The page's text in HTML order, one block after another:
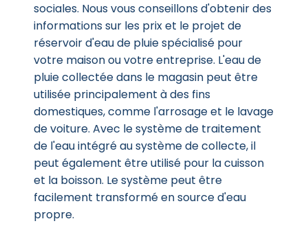
sociales. Nous vous conseillons d'obtenir des
informations sur les prix et le projet de
réservoir d'eau de pluie spécialisé pour
votre maison ou votre entreprise. L'eau de
pluie collectée dans le magasin peut être
utilisée principalement à des fins
domestiques, comme l'arrosage et le lavage
de voiture. Avec le système de traitement
de l'eau intégré au système de collecte, il
peut également être utilisé pour la cuisson
et la boisson. Le système peut être
facilement transformé en source d'eau
propre.